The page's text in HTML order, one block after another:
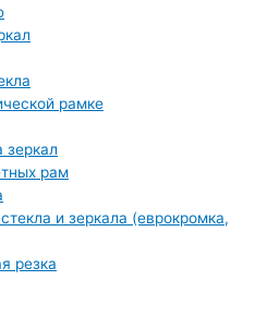
рамке
зеркал
рам
и зеркала (еврокромка,
резка